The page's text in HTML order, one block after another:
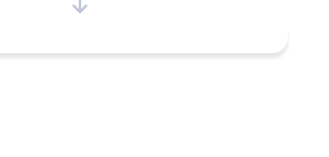
découvrir les attraits de